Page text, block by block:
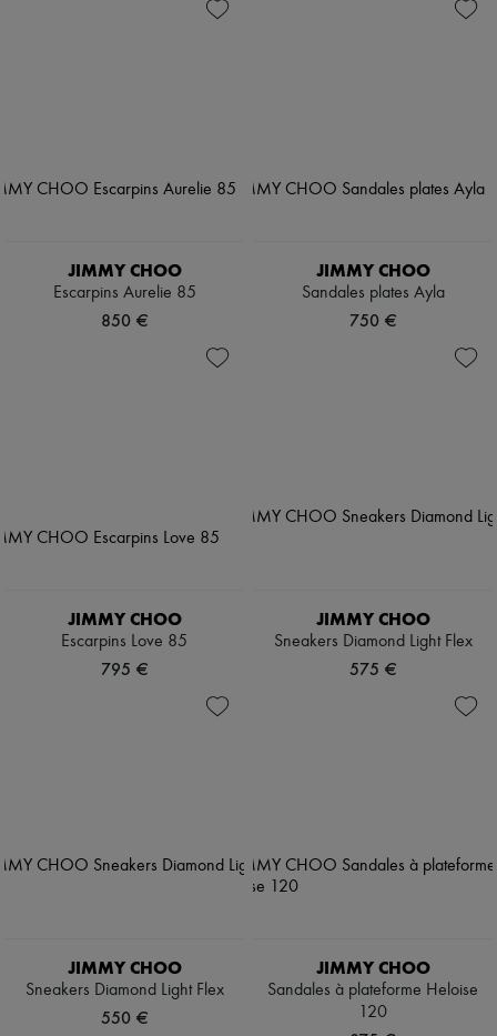
JIMMY CHOO
Escarpins Aurelie 85
850 €
JIMMY CHOO
Sandales plates Ayla
750 €
JIMMY CHOO
Escarpins Love 85
795 €
JIMMY CHOO
Sneakers Diamond Light Flex
575 €
JIMMY CHOO
Sneakers Diamond Light Flex
550 €
JIMMY CHOO
Sandales à plateforme Heloise
120